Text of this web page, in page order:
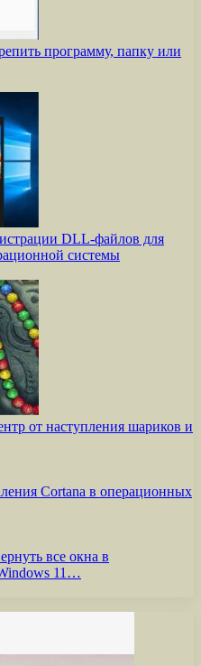
программу, папку или
DLL-файлов для
системы
от наступления шариков и
Cortana в операционных
все окна в
11…